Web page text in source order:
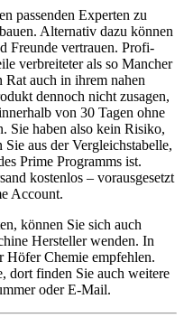
passenden Experten zu
Alternativ dazu können
Freunde vertrauen. Profi-
verbreiteter als so Mancher
Rat auch in ihrem nahen
dennoch nicht zusagen,
von 30 Tagen ohne
Sie haben also kein Risiko,
aus der Vergleichstabelle,
Prime Programms ist.
kostenlos – vorausgesetzt
Account.
können Sie sich auch
Hersteller wenden. In
Höfer Chemie empfehlen.
dort finden Sie auch weitere
oder E-Mail.